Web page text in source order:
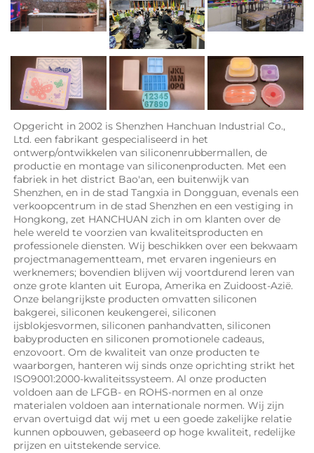
Opgericht in 2002 is Shenzhen Hanchuan Industrial Co.,
Ltd. een fabrikant gespecialiseerd in het
ontwerp/ontwikkelen van siliconenrubbermallen, de
productie en montage van siliconenproducten. Met een
fabriek in het district Bao'an, een buitenwijk van
Shenzhen, en in de stad Tangxia in Dongguan, evenals een
verkoopcentrum in de stad Shenzhen en een vestiging in
Hongkong, zet HANCHUAN zich in om klanten over de
hele wereld te voorzien van kwaliteitsproducten en
professionele diensten. Wij beschikken over een bekwaam
projectmanagementteam, met ervaren ingenieurs en
werknemers; bovendien blijven wij voortdurend leren van
onze grote klanten uit Europa, Amerika en Zuidoost-Azië.
Onze belangrijkste producten omvatten siliconen
bakgerei, siliconen keukengerei, siliconen
ijsblokjesvormen, siliconen panhandvatten, siliconen
babyproducten en siliconen promotionele cadeaus,
enzovoort. Om de kwaliteit van onze producten te
waarborgen, hanteren wij sinds onze oprichting strikt het
ISO9001:2000-kwaliteitssysteem. Al onze producten
voldoen aan de LFGB- en ROHS-normen en al onze
materialen voldoen aan internationale normen. Wij zijn
ervan overtuigd dat wij met u een goede zakelijke relatie
kunnen opbouwen, gebaseerd op hoge kwaliteit, redelijke
prijzen en uitstekende service.